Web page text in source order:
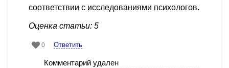
соответствии с исследованиями психологов.
Оценка статьи: 5
0 Ответить
Комментарий удален